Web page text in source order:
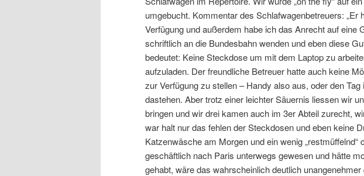
umgebucht. Kommentar des Schlafwagenbetreuers: „Er
Verfügung und außerdem habe ich das Anrecht auf eine
schriftlich an die Bundesbahn wenden und eben diese
bedeutet: Keine Steckdose um mit dem Laptop zu
aufzuladen. Der freundliche Betreuer hatte auch keine
zur Verfügung zu stellen – Handy also aus, oder den
dastehen. Aber trotz einer leichter Säuernis liessen wir
bringen und wir drei kamen auch im 3er Abteil zurecht,
war halt nur das fehlen der Steckdosen und eben keine
Katzenwäsche am Morgen und ein wenig „restmüffelnd“
geschäftlich nach Paris unterwegs gewesen und hätte
gehabt, wäre das wahrscheinlich deutlich unangenehmer